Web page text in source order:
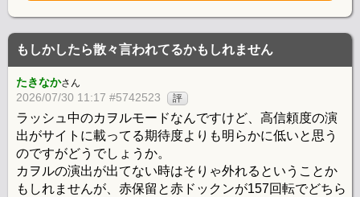
もしかしたら散々言われてるかもしれません
たきなかさん
2026/07/30 11:17 #5742523 評
ラッシュ中のカヲルモードなんですけど、高信頼度の演
出がサイトに載ってる期待度よりも明らかに低いと思う
のですがどうでしょうか。
カヲルの演出が出てない時はそりゃ外れるということか
もしれませんが、赤保留と赤ドックンが157回転でどちら